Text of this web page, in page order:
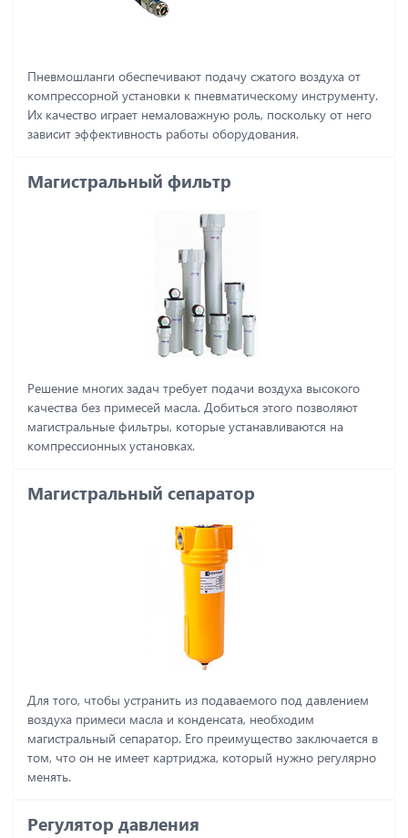
Пневмошланги обеспечивают подачу сжатого воздуха от
компрессорной установки к пневматическому инструменту.
Их качество играет немаловажную роль, поскольку от него
зависит эффективность работы оборудования.
Магистральный фильтр
Решение многих задач требует подачи воздуха высокого
качества без примесей масла. Добиться этого позволяют
магистральные фильтры, которые устанавливаются на
компрессионных установках.
Магистральный сепаратор
Для того, чтобы устранить из подаваемого под давлением
воздуха примеси масла и конденсата, необходим
магистральный сепаратор. Его преимущество заключается в
том, что он не имеет картриджа, который нужно регулярно
менять.
Регулятор давления